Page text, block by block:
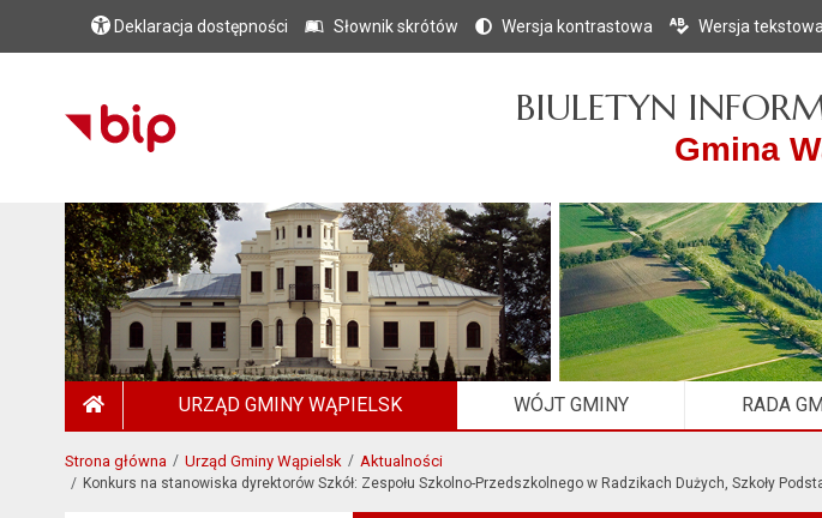
Przejdź do
Przejdź
Przejdź do
Deklaracja dostępności Słownik skrótów Wersja kontrastowa Wersja tekstowa
BIULETYN
Gmina
URZĄD GMINY WĄPIELSK WÓJT GMINY RADA
Strona główna Urząd Gminy Wąpielsk Aktualności
Konkurs na stanowiska dyrektorów Szkół: Zespołu Szkolno-Przedszkolnego w Radzikach Dużych, Szkoły